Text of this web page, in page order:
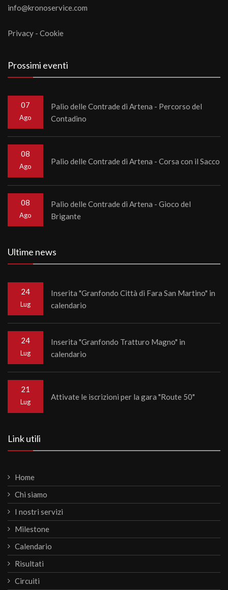
info@kronoservice.com
Privacy - Cookie
Prossimi eventi
07
Ago
Palio delle Contrade di Artena - Percorso del
Contadino
08
Ago
Palio delle Contrade di Artena - Corsa con il Sacco
08
Ago
Palio delle Contrade di Artena - Gioco del
Brigante
Ultime news
24
Lug
Inserita "Granfondo Città di Fara San Martino" in
calendario
24
Lug
Inserita "Granfondo Tratturo Magno" in
calendario
21
Lug
Attivate le iscrizioni per la gara "Route 50"
Link utili
Home
Chi siamo
I nostri servizi
Milestone
Calendario
Risultati
Circuiti